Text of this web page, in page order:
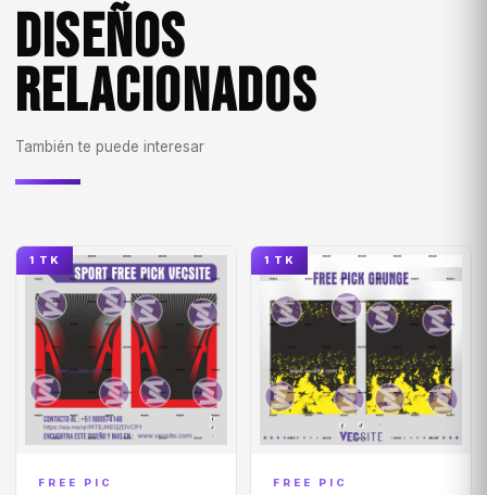
DISEÑOS
RELACIONADOS
También te puede interesar
1 TK
FREE PIC
1 TK
FREE PIC